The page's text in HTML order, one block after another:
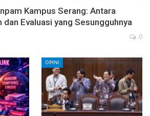
Kampus Serang: Antara
Evaluasi yang Sesungguhnya
0
OPINI